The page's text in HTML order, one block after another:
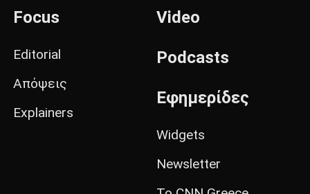
Focus
Editorial
Απόψεις
Explainers
Video
Podcasts
Εφημερίδες
Widgets
Newsletter